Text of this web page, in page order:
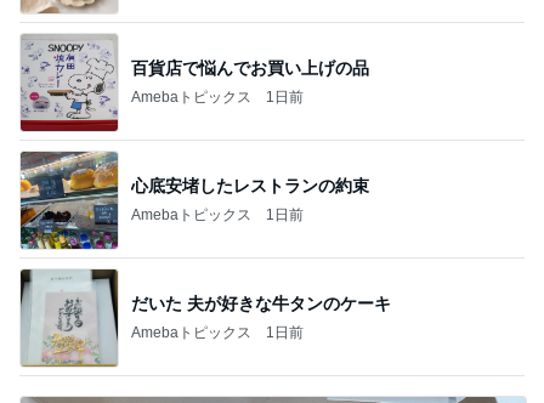
百貨店で悩んでお買い上げの品
Amebaトピックス 1日前
心底安堵したレストランの約束
Amebaトピックス 1日前
だいた 夫が好きな牛タンのケーキ
Amebaトピックス 1日前